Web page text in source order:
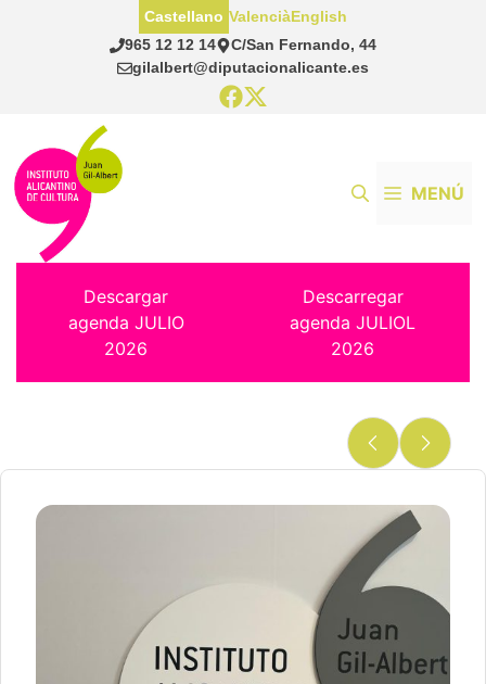
965 12 12 14
C/San Fernando, 44
gilalbert@diputacionalicante.es
Castellano ValenciàEnglish
MENÚ
Descargar
agenda JULIO
2026
Descarregar
agenda JULIOL
2026